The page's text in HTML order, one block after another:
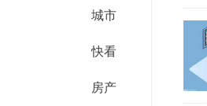
城市
快看
房产